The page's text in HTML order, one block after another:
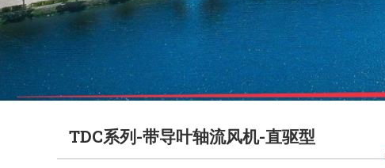
TDC系列-带导叶轴流风机-直驱型